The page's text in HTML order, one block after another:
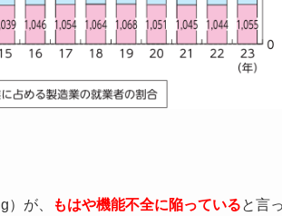
が、 もはや機能不全に陥っていると言